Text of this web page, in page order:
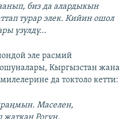
биз да алардыкын
турар элек. Кийин ошол
үзүлдү...
эле расмий
Кыргызстан жана
да токтоло кетти:
Маселен,